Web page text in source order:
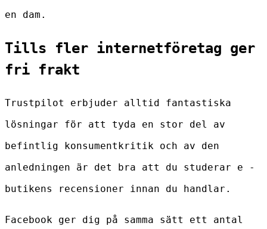
en dam.
Tills fler internetföretag ger
fri frakt
Trustpilot erbjuder alltid fantastiska
lösningar för att tyda en stor del av
befintlig konsumentkritik och av den
anledningen är det bra att du studerar e -
butikens recensioner innan du handlar.
Facebook ger dig på samma sätt ett antal